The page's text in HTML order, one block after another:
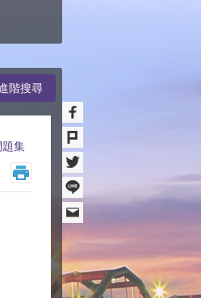
階搜尋
題集